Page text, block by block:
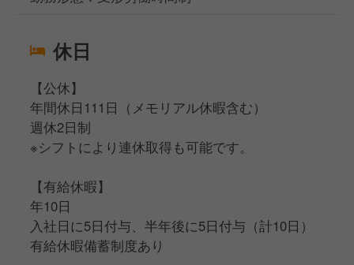
休日
【公休】
年間休日111日（メモリアル休暇含む）
週休2日制
※シフトにより連休取得も可能です。
【有給休暇】
年10日
入社日に5日付与、半年後に5日付与（計10日）
有給休暇備蓄制度あり